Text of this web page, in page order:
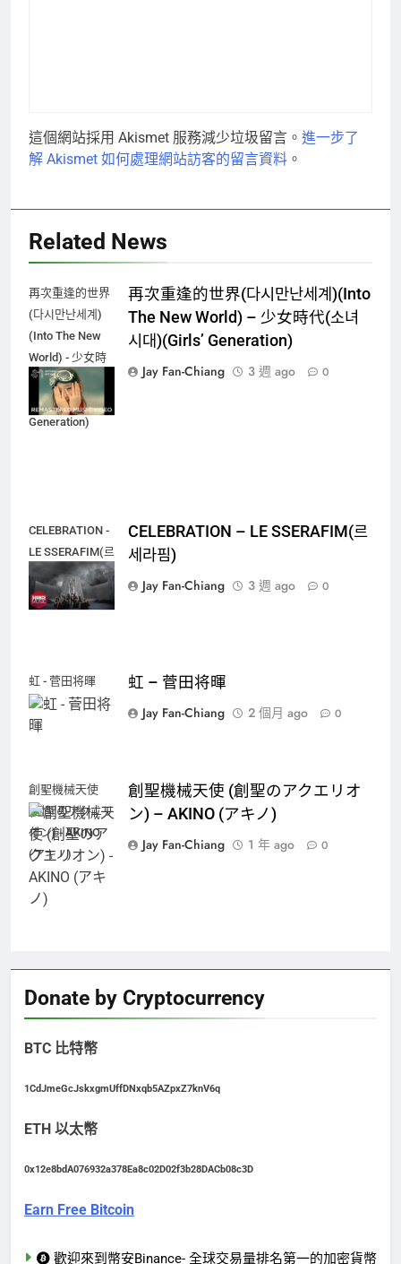
這個網站採用 Akismet 服務減少垃圾留言。 進一步了
解 Akismet 如何處理網站訪客的留言資料 。
Related News
再次重逢的世界
(다시만난세계)
(Into The New
World) - 少女時
代(소녀시대)
(Girls'
Generation)
再次重逢的世界(다시만난세계)(Into
The New World) – 少女時代(소녀
시대)(Girls’ Generation)
Jay Fan-Chiang
3 週 ago 0
CELEBRATION -
LE SSERAFIM(르
세라핌)
CELEBRATION – LE SSERAFIM(르
세라핌)
Jay Fan-Chiang
3 週 ago 0
虹 - 菅田将暉
虹 – 菅田将暉
Jay Fan-Chiang
2 個月 ago 0
創聖機械天使
(創聖のアクエリ
オン) - AKINO
(アキノ)
創聖機械天使 (創聖のアクエリオ
ン) – AKINO (アキノ)
Jay Fan-Chiang
1 年 ago 0
Donate by Cryptocurrency
BTC 比特幣
1CdJmeGcJskxgmUffDNxqb5AZpxZ7knV6q
ETH 以太幣
0x12e8bdA076932a378Ea8c02D02f3b28DACb08c3D
Earn Free Bitcoin
歡迎來到幣安Binance- 全球交易量排名第一的加密貨幣